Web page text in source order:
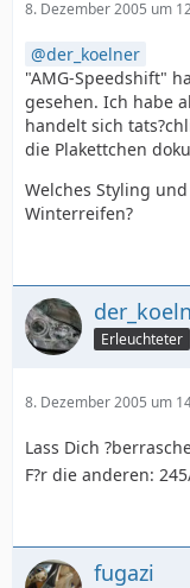
8. Dezember 2005 um
der_koelner
"AMG-Speedshift"
gesehen. Ich habe
handelt sich
die Plakettchen
Welches Styling
Winterreifen?
Erleuchteter
8. Dezember 2005 um
Lass Dich
F?r die anderen:
fugazi